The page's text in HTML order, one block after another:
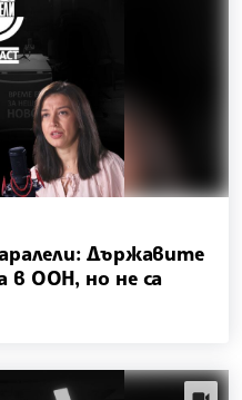
Държавите
в ООН, но не са